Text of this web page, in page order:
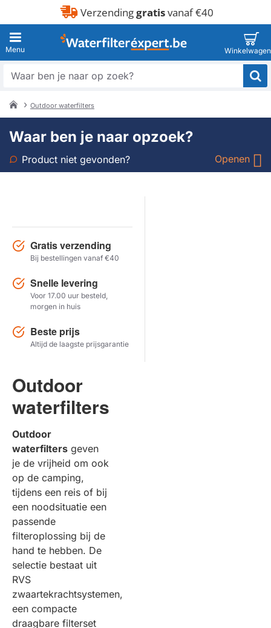
Verzendinggratisvanaf €40
Waar
zoek?
Outdoor waterfilters
Waar ben je naar opzoek?
Product niet gevonden? Openen
Model
Herstel zoekopdracht
Gratis verzending
Bij bestellingen vanaf €40
Snelle levering
Voor 17.00 uur besteld,
morgen in huis
Beste prijs
Altijd de laagste prijsgarantie
Outdoor
waterfilters
Outdoor
waterfilters geven
je de vrijheid om ook
op de camping,
tijdens een reis of bij
een noodsituatie een
passende
filteroplossing bij de
hand te hebben. De
selectie bestaat uit
RVS
zwaartekrachtsystemen,
een compacte
draagbare filterset